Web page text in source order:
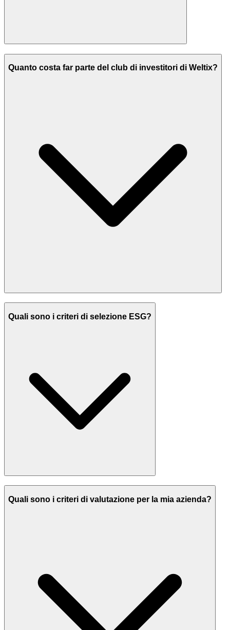
Quanto costa far parte del club di investitori di Weltix?
Quali sono i criteri di selezione ESG?
Quali sono i criteri di valutazione per la mia azienda?